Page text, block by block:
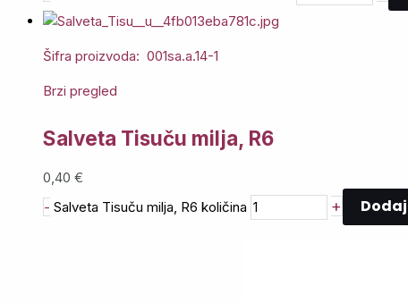
Šifra proizvoda: 001sa.a.14-1
Brzi pregled
Salveta Tisuču milja, R6
0,40 €
- Salveta Tisuču milja, R6 količina +